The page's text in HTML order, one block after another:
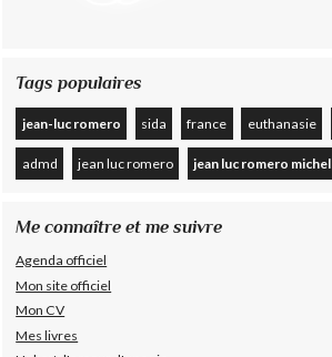
Tags populaires
jean-luc romero sida france euthanasie
admd jean luc romero jean luc romero michel
Me connaître et me suivre
Agenda officiel
Mon site officiel
Mon CV
Mes livres